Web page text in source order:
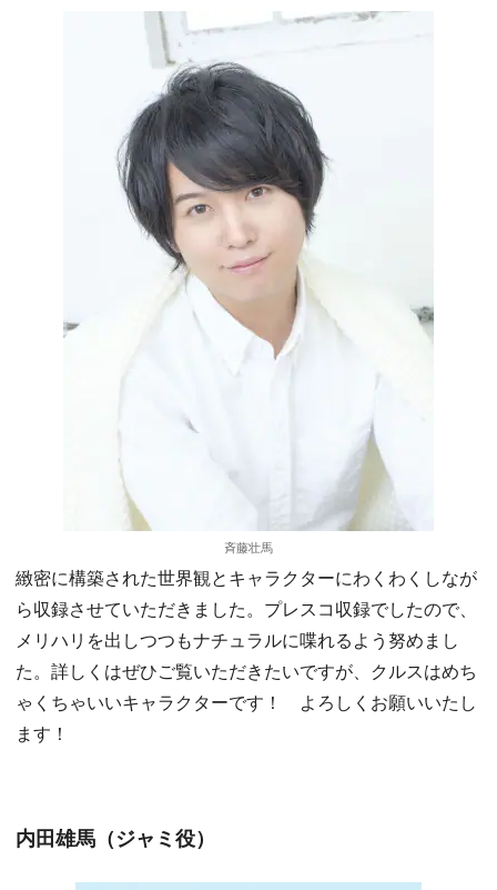
斉藤壮馬
緻密に構築された世界観とキャラクターにわくわくしなが
ら収録させていただきました。プレスコ収録でしたので、
メリハリを出しつつもナチュラルに喋れるよう努めまし
た。詳しくはぜひご覧いただきたいですが、クルスはめち
ゃくちゃいいキャラクターです！ よろしくお願いいたし
ます！
内田雄馬（ジャミ役）